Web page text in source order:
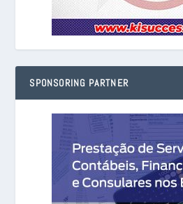
SPONSORING PARTNER